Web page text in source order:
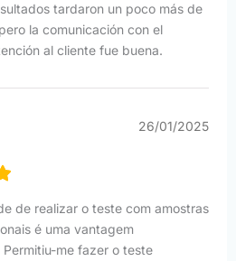
tardaron un poco más de
la comunicación con el
al cliente fue buena.
26/01/2025
de realizar o teste com amostras
é uma vantagem
me fazer o teste